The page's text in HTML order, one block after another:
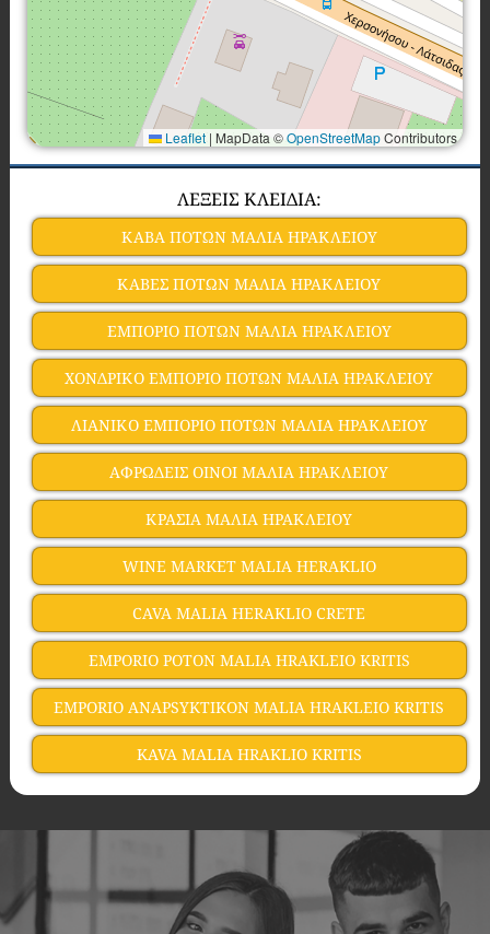
Leaflet | MapData ©OpenStreetMapContributors
ΛΕΞΕΙΣ ΚΛΕΙΔΙΑ:
ΚΑΒΑ ΠΟΤΩΝ ΜΑΛΙΑ ΗΡΑΚΛΕΙΟΥ
ΚΑΒΕΣ ΠΟΤΩΝ ΜΑΛΙΑ ΗΡΑΚΛΕΙΟΥ
ΕΜΠΟΡΙΟ ΠΟΤΩΝ ΜΑΛΙΑ ΗΡΑΚΛΕΙΟΥ
ΧΟΝΔΡΙΚΟ ΕΜΠΟΡΙΟ ΠΟΤΩΝ ΜΑΛΙΑ ΗΡΑΚΛΕΙΟΥ
ΛΙΑΝΙΚΟ ΕΜΠΟΡΙΟ ΠΟΤΩΝ ΜΑΛΙΑ ΗΡΑΚΛΕΙΟΥ
ΑΦΡΩΔΕΙΣ ΟΙΝΟΙ ΜΑΛΙΑ ΗΡΑΚΛΕΙΟΥ
ΚΡΑΣΙΑ ΜΑΛΙΑ ΗΡΑΚΛΕΙΟΥ
WINE MARKET MALIA HERAKLIO
CAVA MALIA HERAKLIO CRETE
EMPORIO POTON MALIA HRAKLEIO KRITIS
EMPORIO ANAPSYKTIKON MALIA HRAKLEIO KRITIS
KAVA MALIA HRAKLIO KRITIS